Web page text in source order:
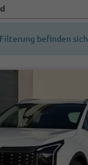
befinden sich